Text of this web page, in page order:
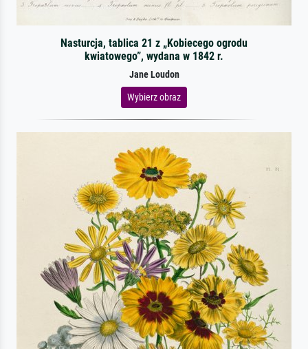
Nasturcja, tablica 21 z „Kobiecego ogrodu
kwiatowego”, wydana w 1842 r.
Jane Loudon
Wybierz obraz